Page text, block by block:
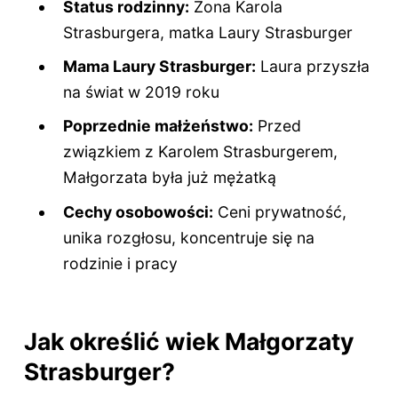
Status rodzinny: Żona Karola
Strasburgera, matka Laury Strasburger
Mama Laury Strasburger: Laura przyszła
na świat w 2019 roku
Poprzednie małżeństwo: Przed
związkiem z Karolem Strasburgerem,
Małgorzata była już mężatką
Cechy osobowości: Ceni prywatność,
unika rozgłosu, koncentruje się na
rodzinie i pracy
Jak określić wiek Małgorzaty
Strasburger?